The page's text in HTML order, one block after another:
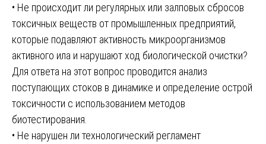
• Не происходит ли регулярных или залповых сбросов
токсичных веществ от промышленных предприятий,
которые подавляют активность микроорганизмов
активного ила и нарушают ход биологической очистки?
Для ответа на этот вопрос проводится анализ
поступающих стоков в динамике и определение острой
токсичности с использованием методов
биотестирования.
• Не нарушен ли технологический регламент